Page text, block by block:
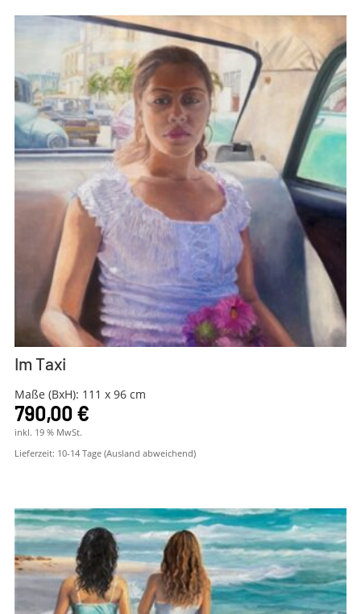
Im Taxi
Maße (BxH): 111 x 96 cm
790,00 €
inkl. 19 % MwSt.
Lieferzeit: 10-14 Tage (Ausland abweichend)